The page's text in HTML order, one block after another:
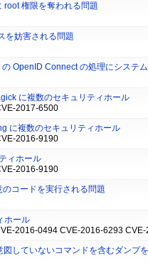
root 権限を奪われる問題
を妨害される問題
OpenID Connect の処理にシステ
に複数のセキュリティホール
2017-6500
に複数のセキュリティホール
2016-9190
ィホール
2016-9190
コードを実行される問題
ホール
2016-0494 CVE-2016-6293
していないコマンドを含むダンプ